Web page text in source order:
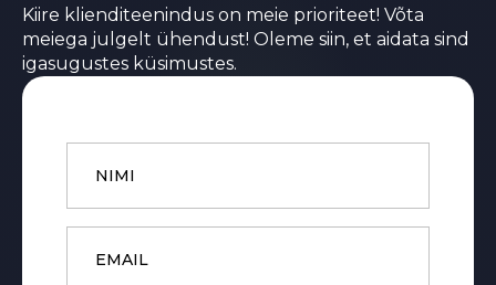
Kiire klienditeenindus on meie prioriteet! Võta
meiega julgelt ühendust! Oleme siin, et aidata sind
igasugustes küsimustes.
Name
Email